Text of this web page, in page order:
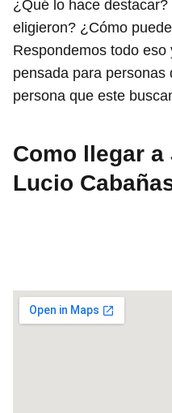
¿Qué lo hace
eligieron? ¿Cómo
Respondemos todo
pensada para personas
persona que este
Como llegar a
Lucio